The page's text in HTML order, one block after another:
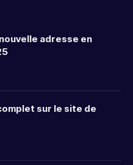
adresse en
sur le site de